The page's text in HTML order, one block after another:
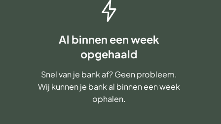
Al binnen een week
opgehaald
Snel van je bank af? Geen probleem.
Wij kunnen je bank al binnen een week
ophalen.